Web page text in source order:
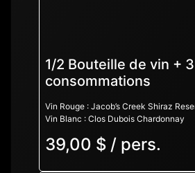
1/2 Bouteille de vin + 3
consommations
Vin Rouge : Jacob’s Creek Shiraz
Vin Blanc : Clos Dubois Chardonnay
39,00 $ / pers.